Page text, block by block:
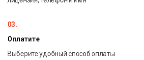
03.
Оплатите
Выберите удобный способ оплаты